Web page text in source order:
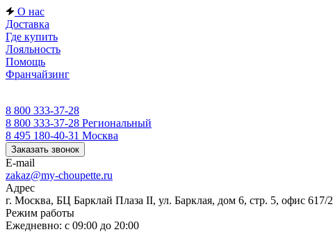
О нас
Доставка
Где купить
Лояльность
Помощь
Франчайзинг
8 800 333-37-28
8 800 333-37-28 Региональный
8 495 180-40-31 Москва
Заказать звонок
E-mail
zakaz@my-choupette.ru
Адрес
г. Москва, БЦ Барклай Плаза II, ул. Барклая, дом 6, стр. 5, офис 617/2
Режим работы
Ежедневно: с 09:00 до 20:00